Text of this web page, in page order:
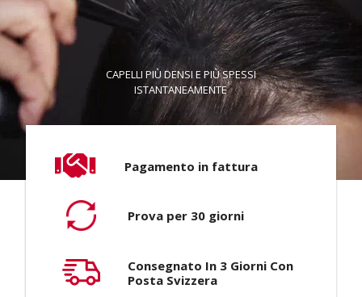
CAPELLI PIÙ DENSI E PIÙ SPESSI
ISTANTANEAMENTE
Pagamento in fattura
Prova per 30 giorni
Consegnato In 3 Giorni Con
Posta Svizzera